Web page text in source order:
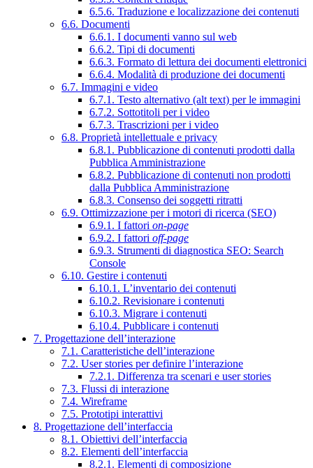
6.5.6. Traduzione e localizzazione dei contenuti
6.6. Documenti
6.6.1. I documenti vanno sul web
6.6.2. Tipi di documenti
6.6.3. Formato di lettura dei documenti elettronici
6.6.4. Modalità di produzione dei documenti
6.7. Immagini e video
6.7.1. Testo alternativo (alt text) per le immagini
6.7.2. Sottotitoli per i video
6.7.3. Trascrizioni per i video
6.8. Proprietà intellettuale e privacy
6.8.1. Pubblicazione di contenuti prodotti dalla
Pubblica Amministrazione
6.8.2. Pubblicazione di contenuti non prodotti
dalla Pubblica Amministrazione
6.8.3. Consenso dei soggetti ritratti
6.9. Ottimizzazione per i motori di ricerca (SEO)
6.9.1. I fattori on-page
6.9.2. I fattori off-page
6.9.3. Strumenti di diagnostica SEO: Search
Console
6.10. Gestire i contenuti
6.10.1. L’inventario dei contenuti
6.10.2. Revisionare i contenuti
6.10.3. Migrare i contenuti
6.10.4. Pubblicare i contenuti
7. Progettazione dell’interazione
7.1. Caratteristiche dell’interazione
7.2. User stories per definire l’interazione
7.2.1. Differenza tra scenari e user stories
7.3. Flussi di interazione
7.4. Wireframe
7.5. Prototipi interattivi
8. Progettazione dell’interfaccia
8.1. Obiettivi dell’interfaccia
8.2. Elementi dell’interfaccia
8.2.1. Elementi di composizione